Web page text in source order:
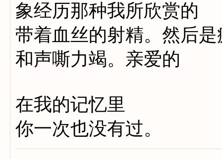
象经历那种我所欣赏的
带着血丝的射精。然后是
和声嘶力竭。亲爱的
在我的记忆里
你一次也没有过。